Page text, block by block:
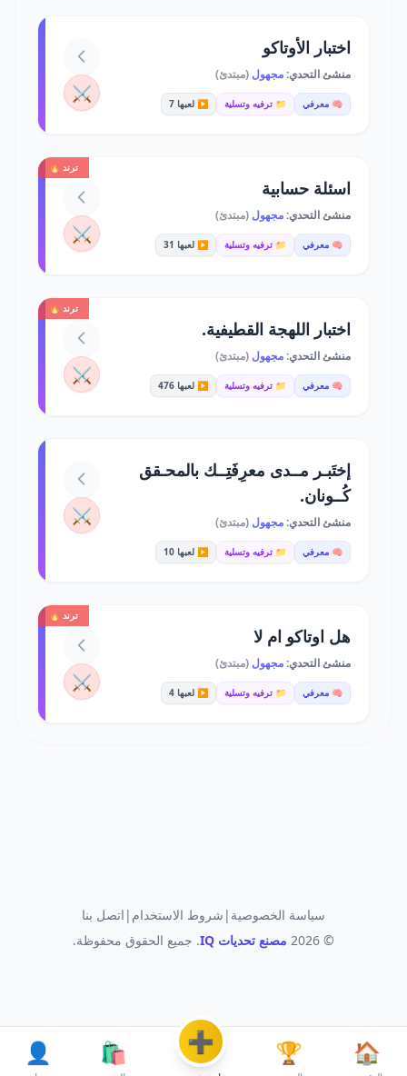
اختبار الأوتاكو
منشئ التحدي:مجهول (مبتدئ)
🧠 معرفي 📁 ترفيه وتسلية ▶️ لعبها 7 ⚔️
ترند 🔥
اسئلة حسابية
منشئ التحدي:مجهول (مبتدئ)
🧠 معرفي 📁 ترفيه وتسلية ▶️ لعبها 31 ⚔️
ترند 🔥
اختبار اللهجة القطيفية.
منشئ التحدي:مجهول (مبتدئ)
🧠 معرفي 📁 ترفيه وتسلية ▶️ لعبها 476 ⚔️
إختَبـر مــدى معرِفَتِــك بالمحـقق
كُــونان.
منشئ التحدي:مجهول (مبتدئ)
🧠 معرفي 📁 ترفيه وتسلية ▶️ لعبها 10
⚔️
ترند 🔥
هل اوتاكو ام لا
منشئ التحدي:مجهول (مبتدئ)
🧠 معرفي 📁 ترفيه وتسلية ▶️ لعبها 4 ⚔️
🏠
🏆
➕
🛍️
👤
سياسة الخصوصية | شروط الاستخدام | اتصل بنا
© 2026
مصنع تحديات IQ . جميع الحقوق محفوظة.